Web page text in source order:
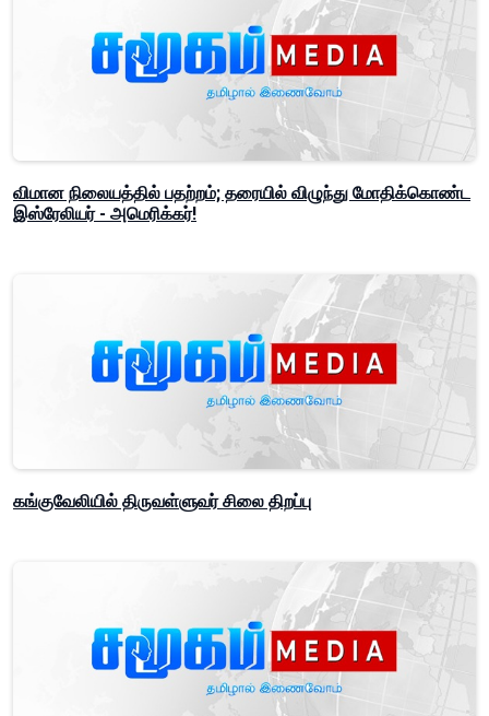
விமான நிலையத்தில் பதற்றம்; தரையில் விழுந்து மோதிக்கொண்ட
இஸ்ரேலியர் - அமெரிக்கர்!
கங்குவேலியில் திருவள்ளுவர் சிலை திறப்பு